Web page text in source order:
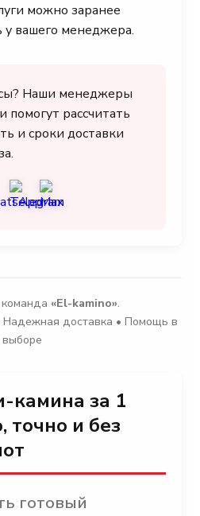
можно заранее
у вашего менеджера.
Наши менеджеры
помогут рассчитать
и сроки доставки
«El-kamino».
Надежная доставка • Помощь в
выборе
камина за 1
точно и без
готовый